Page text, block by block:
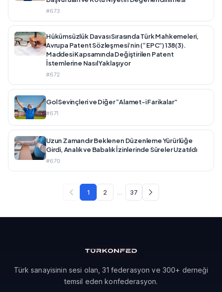
#673
Hükümsüzlük Davası Sırasında Türk Mahkemeleri,
Avrupa Patent Sözleşmesi’nin (“EPC”) 138(3).
Maddesi Kapsamında Değiştirilen Patent
İstemlerine Nasıl Yaklaşıyor
#672
Gol Sevinçleri ve Diğer “Alamet-i Farikalar”
#671
Uzun Zamandır Beklenen Düzenleme Yürürlüğe
Girdi, Analık ve Babalık İzinlerinde Süreler Uzatıldı
#670
1 2 … 37
Türk sanayisinin sesi olan, 31 federasyon ve 300+ derneği
temsil eden konfederasyon.